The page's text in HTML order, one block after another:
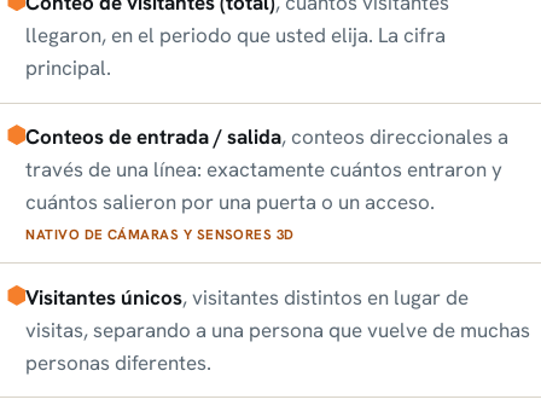
llegaron, en el periodo que usted elija. La cifra
principal.
Conteos de entrada / salida, conteos direccionales a
través de una línea: exactamente cuántos entraron y
cuántos salieron por una puerta o un acceso.
NATIVO DE CÁMARAS Y SENSORES 3D
Visitantes únicos, visitantes distintos en lugar de
visitas, separando a una persona que vuelve de muchas
personas diferentes.